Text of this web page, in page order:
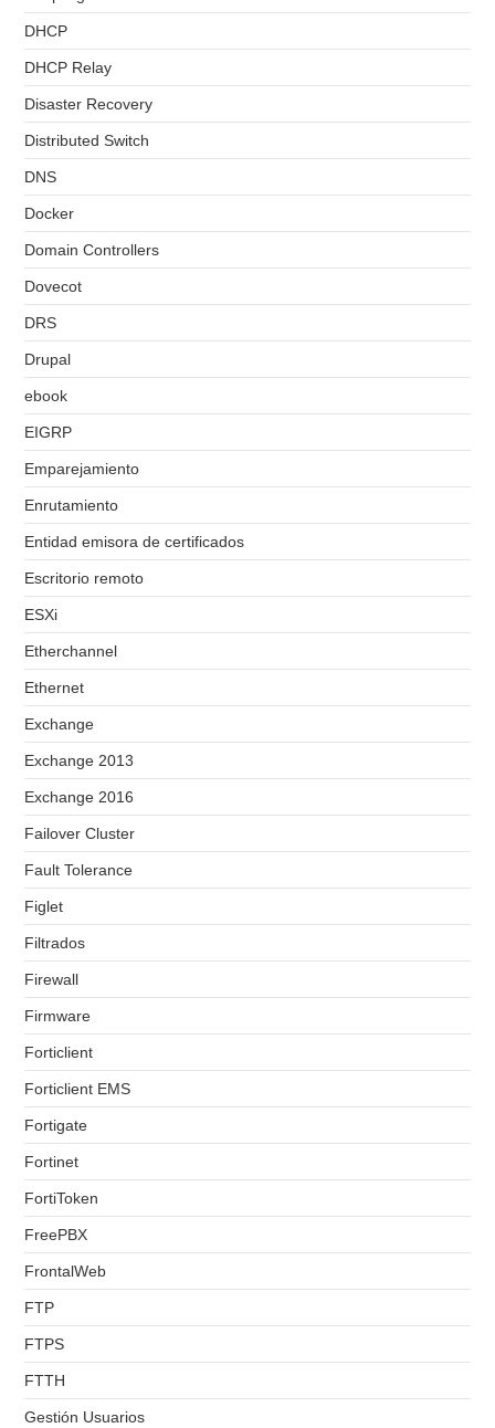
DHCP
DHCP Relay
Disaster Recovery
Distributed Switch
DNS
Docker
Domain Controllers
Dovecot
DRS
Drupal
ebook
EIGRP
Emparejamiento
Enrutamiento
Entidad emisora de certificados
Escritorio remoto
ESXi
Etherchannel
Ethernet
Exchange
Exchange 2013
Exchange 2016
Failover Cluster
Fault Tolerance
Figlet
Filtrados
Firewall
Firmware
Forticlient
Forticlient EMS
Fortigate
Fortinet
FortiToken
FreePBX
FrontalWeb
FTP
FTPS
FTTH
Gestión Usuarios